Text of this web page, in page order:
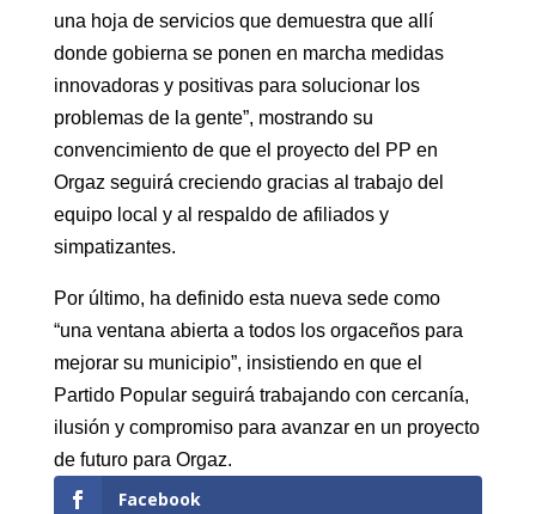
una hoja de servicios que demuestra que allí
donde gobierna se ponen en marcha medidas
innovadoras y positivas para solucionar los
problemas de la gente”, mostrando su
convencimiento de que el proyecto del PP en
Orgaz seguirá creciendo gracias al trabajo del
equipo local y al respaldo de afiliados y
simpatizantes.
Por último, ha definido esta nueva sede como
“una ventana abierta a todos los orgaceños para
mejorar su municipio”, insistiendo en que el
Partido Popular seguirá trabajando con cercanía,
ilusión y compromiso para avanzar en un proyecto
de futuro para Orgaz.
Facebook